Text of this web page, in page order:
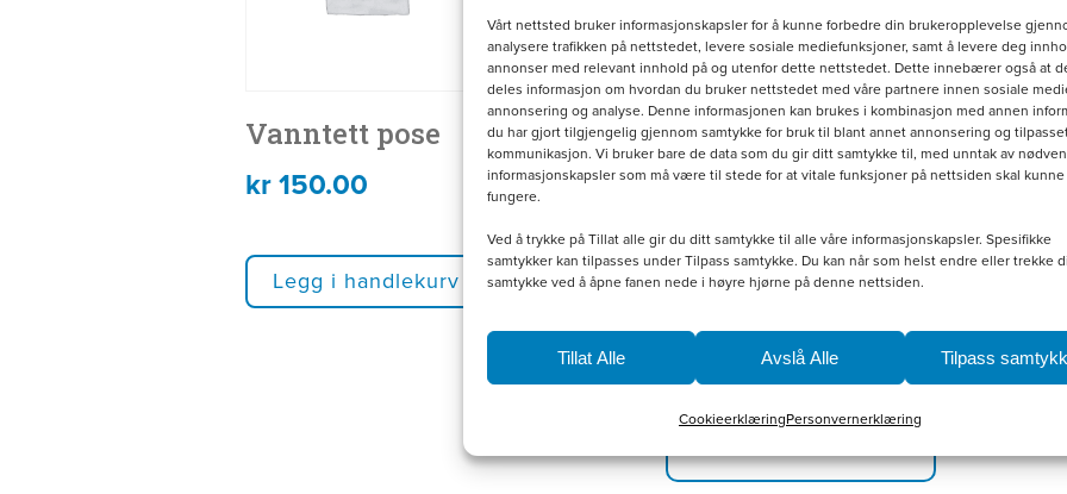
Vårt nettsted bruker informasjonskapsler for å kunne forbedre din brukeropplevelse
analysere trafikken på nettstedet, levere sosiale mediefunksjoner, samt å levere deg
annonser med relevant innhold på og utenfor dette nettstedet. Dette innebærer også at
deles informasjon om hvordan du bruker nettstedet med våre partnere innen sosiale
annonsering og analyse. Denne informasjonen kan brukes i kombinasjon med annen
du har gjort tilgjengelig gjennom samtykke for bruk til blant annet annonsering og
kommunikasjon. Vi bruker bare de data som du gir ditt samtykke til, med unntak av
informasjonskapsler som må være til stede for at vitale funksjoner på nettsiden skal kunne
fungere.
Ved å trykke på Tillat alle gir du ditt samtykke til alle våre informasjonskapsler. Spesifikke
samtykker kan tilpasses under Tilpass samtykke. Du kan når som helst endre eller trekke
samtykke ved å åpne fanen nede i høyre hjørne på denne nettsiden.
Tillat Alle Avslå Alle Tilpass
CookieerklæringPersonvernerklæring
Vanntett pose
kr150.00
Legg i handlekurv
Softshellvest
Herre
Velg alternativ
varianter.
Alternativene
kan
velges
på
produktsiden
Hvit
bomullscaps
kr160.00
Legg i handlekurv
Til nettbutikken